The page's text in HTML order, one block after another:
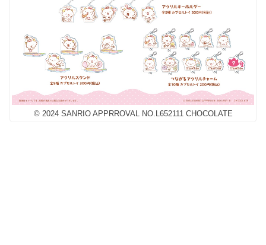
© 2024 SANRIO APPRROVAL NO.L652111 CHOCOLATE